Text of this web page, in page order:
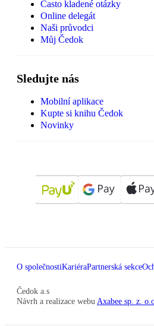
Často kladené otázky
Online delegát
Naši průvodci
Můj Čedok
Sledujte nás
Mobilní aplikace
Kupte si knihu Čedok
Novinky
O společnostiKariéraPartnerská sekce
Čedok a.s
Návrh a realizace webu Axabee sp. z.